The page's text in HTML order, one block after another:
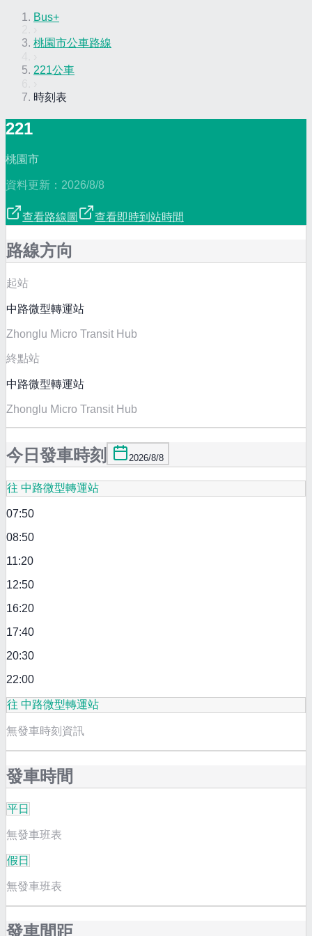
Bus+
桃園市公車路線
221公車
時刻表
221
桃園市
資料更新： 2026/8/8
查看路線圖 查看即時到站時間
路線方向
起站
中路微型轉運站
Zhonglu Micro Transit Hub
終點站
中路微型轉運站
Zhonglu Micro Transit Hub
今日發車時刻 2026/8/8
往 中路微型轉運站
07:50
08:50
11:20
12:50
16:20
17:40
20:30
22:00
往 中路微型轉運站
無發車時刻資訊
發車時間
平日
無發車班表
假日
無發車班表
發車間距